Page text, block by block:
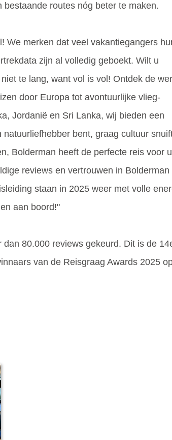
routes nóg beter te maken.
We merken dat veel vakantiegangers
zijn al volledig geboekt. Wilt u
te lang, want vol is vol! Ontdek de
door Europa tot avontuurlijke vlieg-
Jordanië en Sri Lanka, wij bieden een
bent, graag cultuur
Bolderman heeft de perfecte reis voor
reviews en vertrouwen in Bolderman
staan in 2025 weer met volle
aan boord!"
80.000 reviews gekeurd. Dit is de
van de Reisgraag Awards 2025